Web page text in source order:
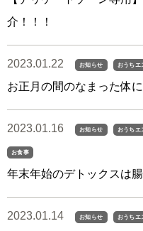
介！！！
2023.01.22 お知らせ おうちエ
お正月の間のなまった体
2023.01.16 お知らせ おうちエ
お食事
年末年始のデトックスは腸
2023.01.14 お知らせ おうちエ